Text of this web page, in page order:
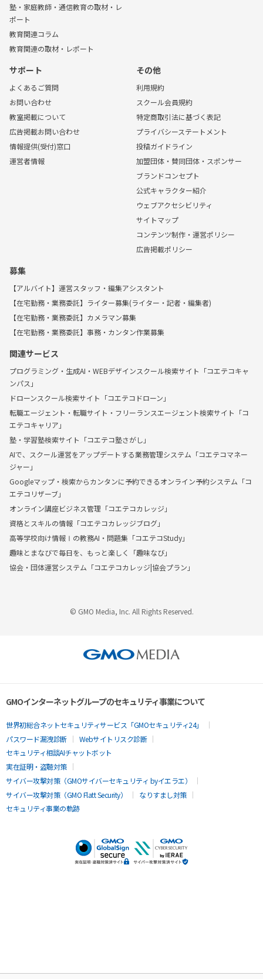
塾・家庭教師・通信教育の取材・レ
ポート
教育関連コラム
教育関連の取材・レポート
サポート
よくあるご質問
お問い合わせ
教室掲載について
広告掲載お問い合わせ
情報提供(受付)窓口
運営者情報
その他
利用規約
スクール会員規約
特定商取引法に基づく表記
プライバシーステートメント
投稿ガイドライン
加盟団体・賛同団体・スポンサー
ブランドコンセプト
公式キャラクター紹介
ウェブアクセシビリティ
サイトマップ
コンテンツ制作・運営ポリシー
広告掲載ポリシー
募集
【アルバイト】運営スタッフ・編集アシスタント
【在宅勤務・業務委託】ライター募集(ライター・記者・編集者)
【在宅勤務・業務委託】カメラマン募集
【在宅勤務・業務委託】事務・カンタン作業募集
関連サービス
プログラミング・生成AI・WEBデザインスクール検索サイト「コエテコキャ
ンパス」
ドローンスクール検索サイト「コエテコドローン」
転職エージェント・転職サイト・フリーランスエージェント検索サイト「コ
エテコキャリア」
塾・学習塾検索サイト「コエテコ塾さがし」
AIで、スクール運営をアップデートする業務管理システム「コエテコマネー
ジャー」
Googleマップ・検索からカンタンに予約できるオンライン予約システム「コ
エテコリザーブ」
オンライン講座ビジネス管理「コエテコカレッジ」
資格とスキルの情報「コエテコカレッジブログ」
高等学校向け情報Ⅰの教務AI・問題集「コエテコStudy」
趣味とまなびで毎日を、もっと楽しく「趣味なび」
協会・団体運営システム「コエテコカレッジ|協会プラン」
© GMO Media, Inc. All Rights Reserved.
GMOインターネットグループのセキュリティ事業について
世界初総合ネットセキュリティサービス「GMOセキュリティ24」
パスワード漏洩診断
Webサイトリスク診断
セキュリティ相談AIチャットボット
実在証明・盗聴対策
サイバー攻撃対策（GMOサイバーセキュリティ byイエラエ）
サイバー攻撃対策（GMO Flatt Security）
なりすまし対策
セキュリティ事業の軌跡